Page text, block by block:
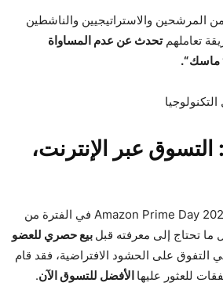
المرشحين والاستراتيجيين والناشطين
تعاملهمتحدث عن عدم المساواة
ماسك “.
NBC Select: التسوق عبر الإنترنت،
إنه أمر رسمي: سيعقد Amazon Prime Day 2026 في الفترة من
بيع حصري للعضو
التفوق على الحشود الافتراضية، فقد قام
للعثور عليها الأفضل للتسوق الآن.